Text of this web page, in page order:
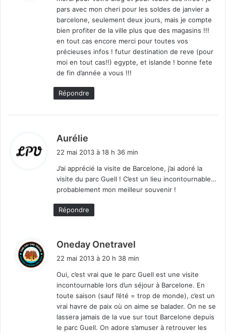
:
pars avec mon cheri pour les soldes de janvier a
barcelone, seulement deux jours, mais je compte
bien profiter de la ville plus que des magasins !!!
en tout cas encore merci pour toutes vos
précieuses infos ! futur destination de reve (pour
moi en tout cas!!) egypte, et islande ! bonne fete
de fin d’année a vous !!!
Répondre
Aurélie
:
22 mai 2013 à 18 h 36 min
J’ai apprécié la visite de Barcelone, j’ai adoré la
visite du parc Guell ! C’est un lieu incontournable…
probablement mon meilleur souvenir !
Répondre
Oneday Onetravel
:
22 mai 2013 à 20 h 38 min
Oui, c’est vrai que le parc Guell est une visite
incontournable lors d’un séjour à Barcelone. En
toute saison (sauf l’été = trop de monde), c’est un
vrai havre de paix où on aime se balader. On ne se
lassera jamais de la vue sur tout Barcelone depuis
le parc Guell. On adore s’amuser à retrouver les